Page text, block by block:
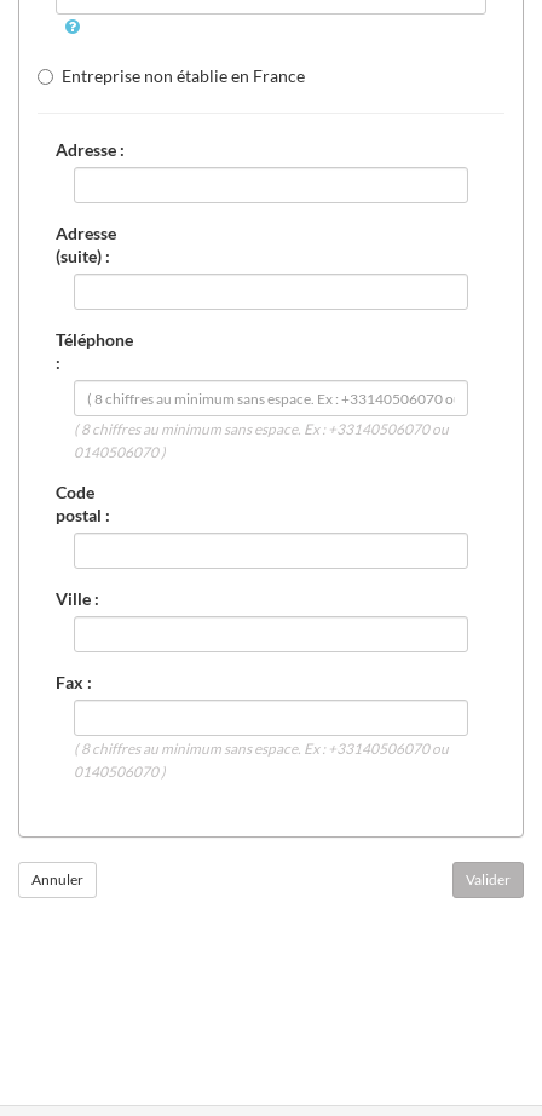
Entreprise non établie en France
Adresse :
Adresse
(suite) :
Téléphone
:
( 8 chiffres au minimum sans espace. Ex : +33140506070 ou
0140506070 )
Code
postal :
Ville :
Fax :
( 8 chiffres au minimum sans espace. Ex : +33140506070 ou
0140506070 )